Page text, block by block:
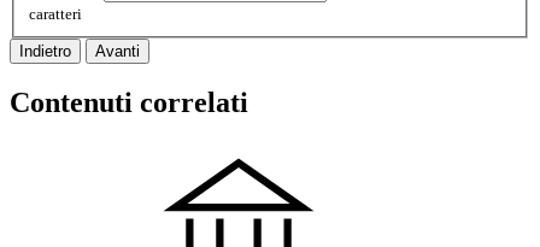
caratteri
Indietro Avanti
Contenuti correlati